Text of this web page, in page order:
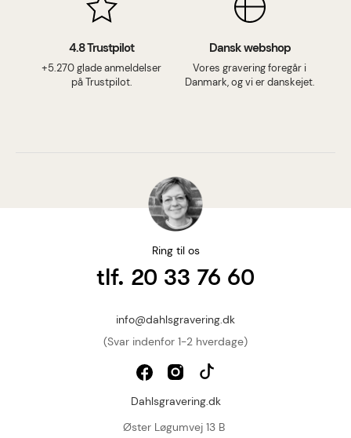
4.8 Trustpilot
+5.270 glade anmeldelser
på Trustpilot.
Dansk webshop
Vores gravering foregår i
Danmark, og vi er danskejet.
Ring til os
tlf. 20 33 76 60
info@dahlsgravering.dk
(Svar indenfor 1-2 hverdage)
Dahlsgravering.dk
Øster Løgumvej 13 B